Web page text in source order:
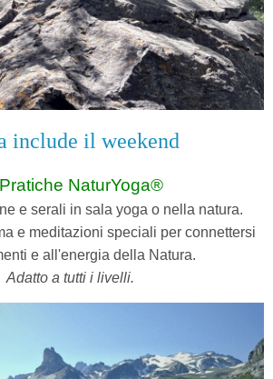
include il weekend
Pratiche NaturYoga®
e serali in sala yoga o nella natura.
e meditazioni speciali per connettersi
e all'energia della Natura.
Adatto a tutti i livelli.